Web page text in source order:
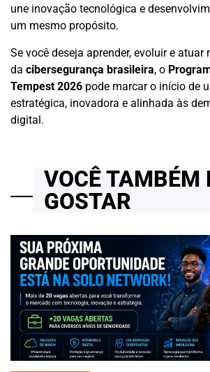
une inovação tecnológica e
um mesmo propósito.
Se você deseja aprender, evoluir e atuar
da cibersegurança brasileira, o
Tempest 2026 pode marcar o início de
estratégica, inovadora e alinhada às
digital.
VOCÊ TAMBÉM
GOSTAR